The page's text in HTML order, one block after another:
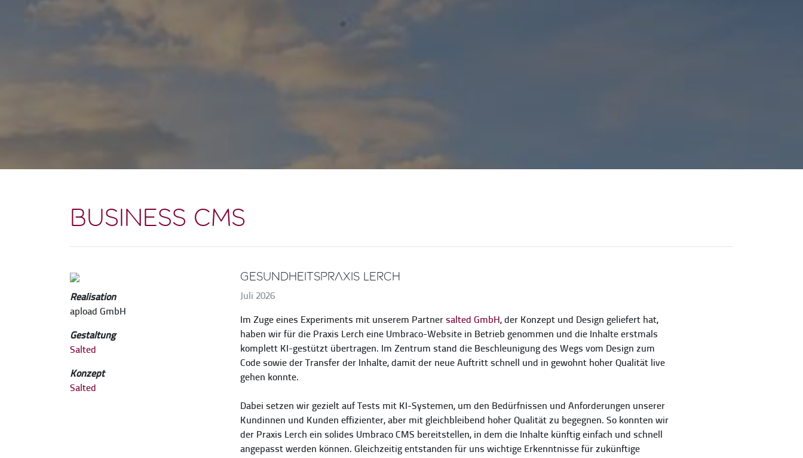
Business CMS
Realisation
apload GmbH
Gestaltung
Salted
Konzept
Salted
Gesundheitspraxis Lerch
Juli 2026
Im Zuge eines Experiments mit unserem Partner salted GmbH, der Konzept und Design geliefert hat,
haben wir für die Praxis Lerch eine Umbraco-Website in Betrieb genommen und die Inhalte erstmals
komplett KI-gestützt übertragen. Im Zentrum stand die Beschleunigung des Wegs vom Design zum
Code sowie der Transfer der Inhalte, damit der neue Auftritt schnell und in gewohnt hoher Qualität live
gehen konnte.
Dabei setzen wir gezielt auf Tests mit KI-Systemen, um den Bedürfnissen und Anforderungen unserer
Kundinnen und Kunden effizienter, aber mit gleichbleibend hoher Qualität zu begegnen. So konnten wir
der Praxis Lerch ein solides Umbraco CMS bereitstellen, in dem die Inhalte künftig einfach und schnell
angepasst werden können. Gleichzeitig entstanden für uns wichtige Erkenntnisse für zukünftige